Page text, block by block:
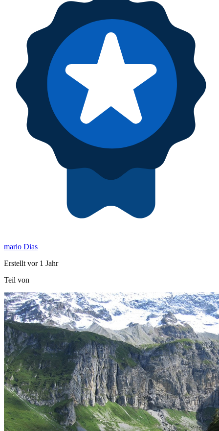
mario Dias
Erstellt vor 1 Jahr
Teil von